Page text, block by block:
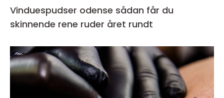
Vinduespudser odense sådan får du
skinnende rene ruder året rundt